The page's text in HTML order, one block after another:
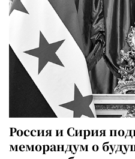
Россия и Сирия
меморандум о